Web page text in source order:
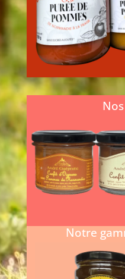
En
Nos confits et
gourmets les
sélection de
Notre